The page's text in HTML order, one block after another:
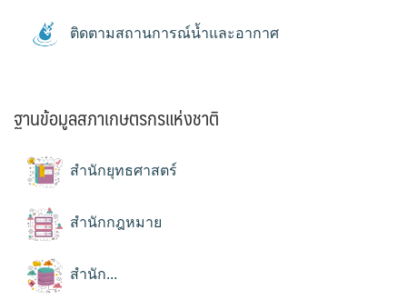
ติดตามสถานการณ์น้ำและอากาศ
ฐานข้อมูลสภาเกษตรกรแห่งชาติ
สำนักยุทธศาสตร์
สำนักกฎหมาย
สำนัก...